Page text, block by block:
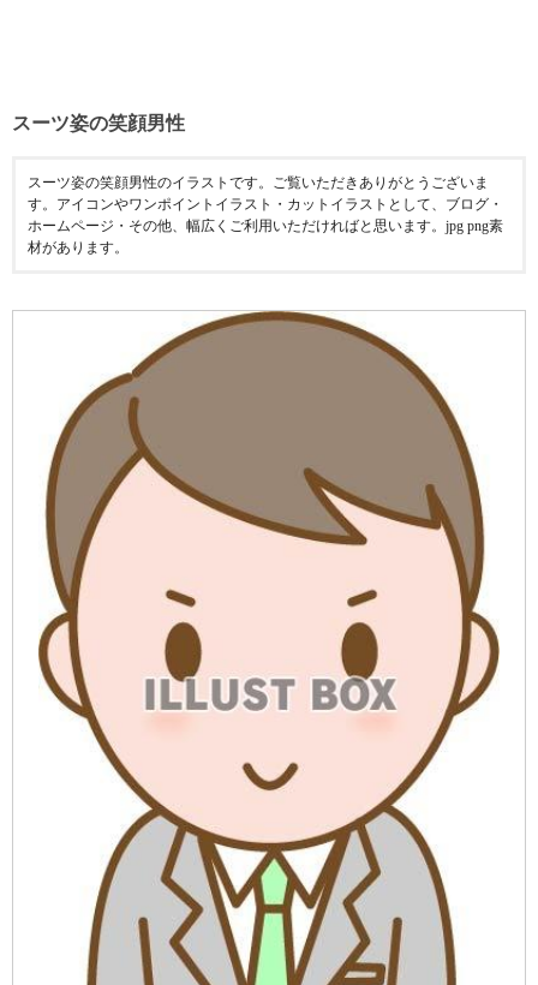
スーツ姿の笑顔男性
スーツ姿の笑顔男性のイラストです。ご覧いただきありがとうございま
す。アイコンやワンポイントイラスト・カットイラストとして、ブログ・
ホームページ・その他、幅広くご利用いただければと思います。jpg png素
材があります。